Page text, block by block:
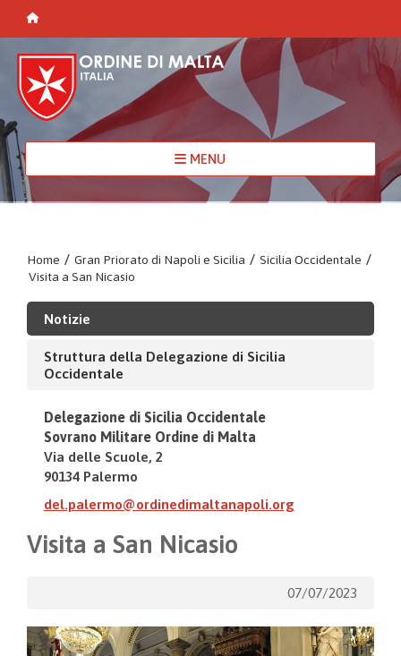
MENU
Home / Gran Priorato di Napoli e Sicilia / Sicilia Occidentale /
Visita a San Nicasio
Notizie
Struttura della Delegazione di Sicilia
Occidentale
Delegazione di Sicilia Occidentale
Sovrano Militare Ordine di Malta
Via delle Scuole, 2
90134 Palermo
del.palermo@ordinedimaltanapoli.org
Visita a San Nicasio
07/07/2023